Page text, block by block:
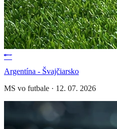
Argentína - Švajčiarsko
MS vo futbale · 12. 07. 2026